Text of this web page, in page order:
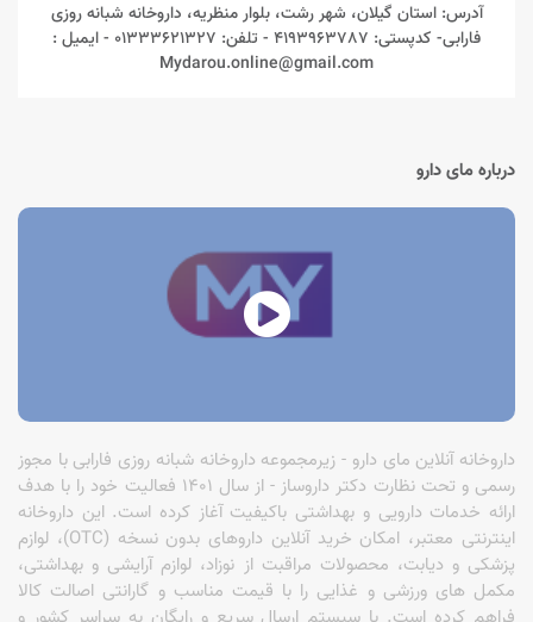
آدرس: استان گیلان، شهر رشت، بلوار منظریه، داروخانه شبانه روزی
فارابی- کدپستی: 4193963787 - تلفن: 01333621327 - ایمیل :
Mydarou.online@gmail.com
درباره مای دارو
داروخانه آنلاین مای دارو - زیرمجموعه داروخانه شبانه روزی فارابی با مجوز
رسمی و تحت نظارت دکتر داروساز - از سال 1401 فعالیت خود را با هدف
ارائه خدمات دارویی و بهداشتی باکیفیت آغاز کرده است. این داروخانه
اینترنتی معتبر، امکان خرید آنلاین داروهای بدون نسخه (OTC)، لوازم
پزشکی و دیابت، محصولات مراقبت از نوزاد، لوازم آرایشی و بهداشتی،
مکمل های ورزشی و غذایی را با قیمت مناسب و گارانتی اصالت کالا
فراهم کرده است. با سیستم ارسال سریع و رایگان به سراسر کشور و